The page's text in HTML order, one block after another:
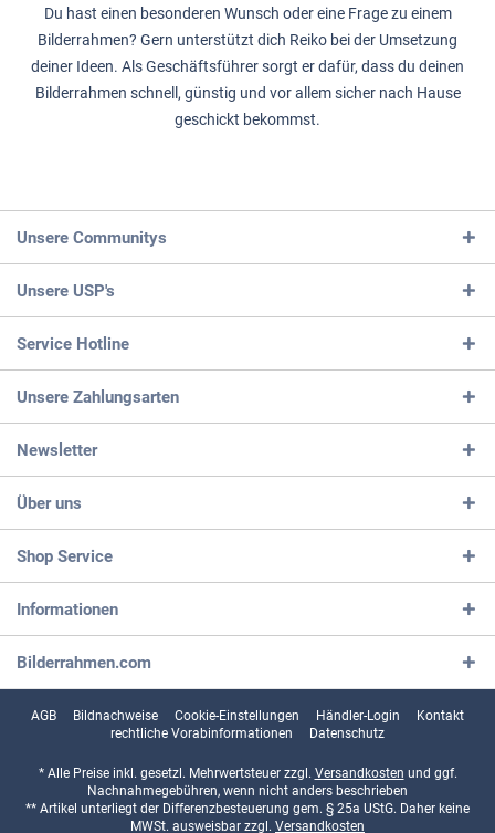
Du hast einen besonderen Wunsch oder eine Frage zu einem
Bilderrahmen? Gern unterstützt dich Reiko bei der Umsetzung
deiner Ideen. Als Geschäftsführer sorgt er dafür, dass du deinen
Bilderrahmen schnell, günstig und vor allem sicher nach Hause
geschickt bekommst.
Unsere Communitys
Unsere USP's
Service Hotline
Unsere Zahlungsarten
Newsletter
Über uns
Shop Service
Informationen
Bilderrahmen.com
AGB Bildnachweise Cookie-Einstellungen Händler-Login
Kontakt
rechtliche Vorabinformationen
Datenschutz
* Alle Preise inkl. gesetzl. Mehrwertsteuer zzgl. Versandkosten und ggf.
Nachnahmegebühren, wenn nicht anders beschrieben
** Artikel unterliegt der Differenzbesteuerung gem. § 25a UStG. Daher keine
MWSt. ausweisbar zzgl. Versandkosten